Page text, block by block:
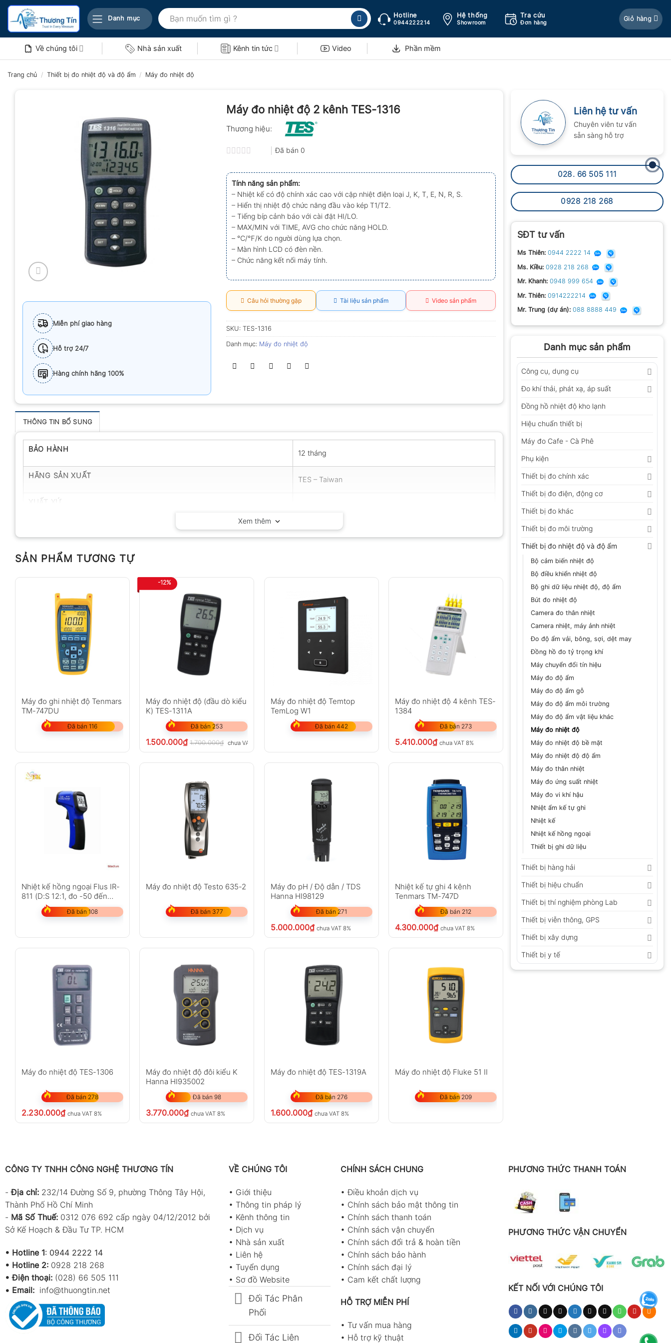
Bỏ
nội
Danh mục
Tìm
kiếm:
Hotline
0944222214
Hệ thống
Showroom
Tra cứu
Đơn hàng
Giỏ hàng
Về chúng tôi Nhà sản xuất Kênh tin tức Video Phần mềm
Trang chủ / Thiết bị đo nhiệt độ và độ ẩm / Máy đo nhiệt độ
Liên hệ tư vấn
Chuyên viên tư vấn
sẵn sàng hỗ trợ
028. 66 505 111
0928 218 268
SĐT tư vấn
Ms Thiên: 0944 2222 14
Ms. Kiều: 0928 218 268
Mr. Khanh: 0948 999 654
Mr. Thiên: 0914222214
Mr. Trung (dự án): 088 8888 449
Danh mục sản phẩm
Công cụ, dụng cụ
Đo khí thải, phát xạ, áp suất
Đồng hồ nhiệt độ kho lạnh
Hiệu chuẩn thiết bị
Máy đo Cafe - Cà Phê
Phụ kiện
Thiết bị đo chính xác
Thiết bị đo điện, động cơ
Thiết bị đo khác
Thiết bị đo môi trường
Thiết bị đo nhiệt độ và độ ẩm
Bộ cảm biến nhiệt độ
Bộ điều khiển nhiệt độ
Bộ ghi dữ liệu nhiệt độ, độ ẩm
Bút đo nhiệt độ
Camera đo thân nhiệt
Camera nhiệt, máy ảnh nhiệt
Đo độ ẩm vải, bông, sợi, dệt may
Đồng hồ đo tỷ trọng khí
Máy chuyển đổi tín hiệu
Máy đo độ ẩm
Máy đo độ ẩm gỗ
Máy đo độ ẩm môi trường
Máy đo độ ẩm vật liệu khác
Máy đo nhiệt độ
Máy đo nhiệt độ bề mặt
Máy đo nhiệt độ độ ẩm
Máy đo thân nhiệt
Máy đo ứng suất nhiệt
Máy đo vi khí hậu
Nhiệt ẩm kế tự ghi
Nhiệt kế
Nhiệt kế hồng ngoại
Thiết bị ghi dữ liệu
Thiết bị hàng hải
Thiết bị hiệu chuẩn
Thiết bị thí nghiệm phòng Lab
Thiết bị viễn thông, GPS
Thiết bị xây dựng
Thiết bị y tế
Miễn phí giao hàng
Hỗ trợ 24/7
Hàng chính hãng 100%
Máy đo nhiệt độ 2 kênh TES-1316
Thương hiệu:
xếp
hạng
0.0
5
sao
Đã bán 0
Tính năng sản phẩm:
– Nhiệt kế có độ chính xác cao với cặp nhiệt điện loại J, K, T, E, N, R, S.
– Hiển thị nhiệt độ chức năng đầu vào kép T1/T2.
– Tiếng bíp cảnh báo với cài đặt HI/LO.
– MAX/MIN với TIME, AVG cho chức năng HOLD.
– ℃/℉/K do người dùng lựa chọn.
– Màn hình LCD có đèn nền.
– Chức năng kết nối máy tính.
Câu hỏi thường gặp Tài liệu sản phẩm Video sản phẩm
SKU: TES-1316
Danh mục: Máy đo nhiệt độ
THÔNG TIN BỔ SUNG
BẢO HÀNH 12 tháng
HÃNG SẢN XUẤT TES – Taiwan
Xem thêm
SẢN PHẨM TƯƠNG TỰ
Máy đo ghi nhiệt độ Tenmars
TM-747DU
Đã bán 116
-12%
Máy đo nhiệt độ (đầu dò kiểu
K) TES-1311A
Đã bán 253
1.500.000₫ 1.700.000₫ chưa VAT 8%
Máy đo nhiệt độ Temtop
TemLog W1
Đã bán 442
Máy đo nhiệt độ 4 kênh TES-
1384
Đã bán 273
5.410.000₫ chưa VAT 8%
Nhiệt kế hồng ngoại Flus IR-
811 (D:S 12:1, đo -50 đến
550°C)
Đã bán 108
Máy đo nhiệt độ Testo 635-2
Đã bán 377
Máy đo pH / Độ dẫn / TDS
Hanna HI98129
Đã bán 271
5.000.000₫ chưa VAT 8%
Nhiệt kế tự ghi 4 kênh
Tenmars TM-747D
Đã bán 212
4.300.000₫ chưa VAT 8%
Máy đo nhiệt độ TES-1306
Đã bán 278
2.230.000₫ chưa VAT 8%
Máy đo nhiệt độ đôi kiểu K
Hanna HI935002
Đã bán 98
3.770.000₫ chưa VAT 8%
Máy đo nhiệt độ TES-1319A
Đã bán 276
1.600.000₫ chưa VAT 8%
Máy đo nhiệt độ Fluke 51 II
Đã bán 209
CÔNG TY TNHH CÔNG NGHỆ THƯƠNG TÍN
-Địa chỉ: 232/14 Đường Số 9, phường Thông Tây Hội,
Thành Phố Hồ Chí Minh
- Mã Số Thuế: 0312 076 692 cấp ngày 04/12/2012 bởi
Sở Kế Hoạch & Đầu Tư TP. HCM
• Hotline 1: 0944 2222 14
• Hotline 2: 0928 218 268
• Điện thoại: (028) 66 505 111
• Email: info@thuongtin.net
VỀ CHÚNG TÔI
• Giới thiệu
• Thông tin pháp lý
• Kênh thông tin
• Dịch vụ
• Nhà sản xuất
• Liên hệ
• Tuyển dụng
• Sơ đồ Website
Đối Tác Phân
Phối
Đối Tác Liên
CHÍNH SÁCH CHUNG
•Điều khoản dịch vụ
• Chính sách bảo mật thông tin
• Chính sách thanh toán
• Chính sách vận chuyển
• Chính sách đổi trả & hoàn tiền
• Chính sách bảo hành
• Chính sách đại lý
• Cam kết chất lượng
HỖ TRỢ MIỄN PHÍ
• Tư vấn mua hàng
• Hỗ trợ kỹ thuật
PHƯƠNG THỨC THANH TOÁN
PHƯƠNG THỨC VẬN CHUYỂN
KẾT NỐI VỚI CHÚNG TÔI